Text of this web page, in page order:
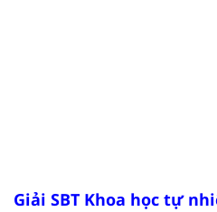
Giải SBT Khoa học tự